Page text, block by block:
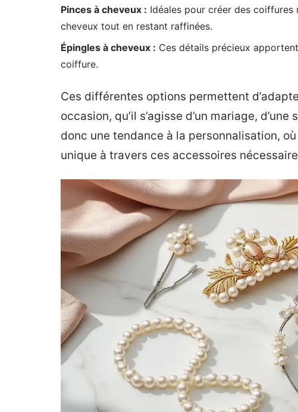
Pinces à cheveux : Idéales pour créer des
cheveux tout en restant raffinées.
Épingles à cheveux : Ces détails précieux
coiffure.
Ces différentes options permettent
occasion, qu’il s’agisse d’un mariage,
donc une tendance à la personnalisation,
unique à travers ces accessoires